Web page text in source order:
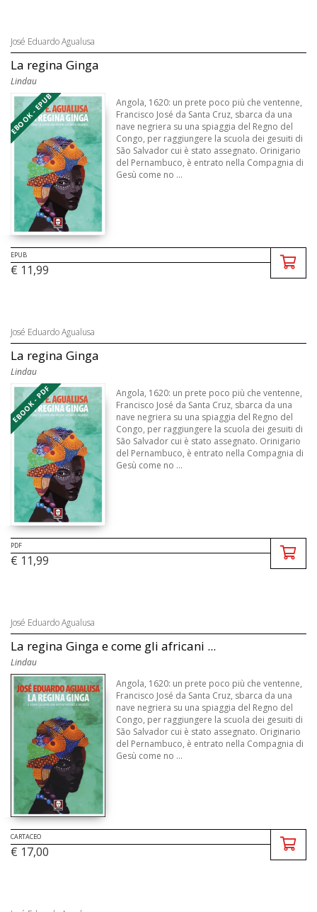
José Eduardo Agualusa
La regina Ginga
Lindau
EBOOK - EPUB
Angola, 1620: un prete poco più che ventenne,
Francisco José da Santa Cruz, sbarca da una
nave negriera su una spiaggia del Regno del
Congo, per raggiungere la scuola dei gesuiti di
São Salvador cui è stato assegnato. Orinigario
del Pernambuco, è entrato nella Compagnia di
Gesù come no ...
EPUB
€ 11,99
José Eduardo Agualusa
La regina Ginga
Lindau
EBOOK - PDF
Angola, 1620: un prete poco più che ventenne,
Francisco José da Santa Cruz, sbarca da una
nave negriera su una spiaggia del Regno del
Congo, per raggiungere la scuola dei gesuiti di
São Salvador cui è stato assegnato. Orinigario
del Pernambuco, è entrato nella Compagnia di
Gesù come no ...
PDF
€ 11,99
José Eduardo Agualusa
La regina Ginga e come gli africani ...
Lindau
Angola, 1620: un prete poco più che ventenne,
Francisco José da Santa Cruz, sbarca da una
nave negriera su una spiaggia del Regno del
Congo, per raggiungere la scuola dei gesuiti di
São Salvador cui è stato assegnato. Originario
del Pernambuco, è entrato nella Compagnia di
Gesù come no ...
CARTACEO
€ 17,00